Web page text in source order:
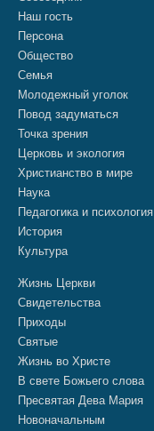
Наш гость
Персона
Общество
Семья
Молодежный уголок
Повод задуматься
Точка зрения
Церковь и экология
Христианство в мире
Наука
Педагогика и психология
История
Культура
Жизнь Церкви
Свидетельства
Приходы
Святые
Жизнь во Христе
В свете Божьего слова
Пресвятая Дева Мария
Новоначальным